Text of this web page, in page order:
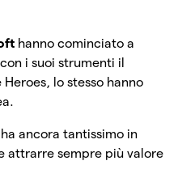
hanno cominciato a
i suoi strumenti il
lo stesso hanno
ancora tantissimo in
attrarre sempre più valore